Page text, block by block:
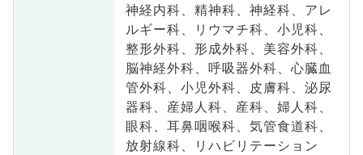
神経内科、精神科、神経科、アレ
ルギー科、リウマチ科、小児科、
整形外科、形成外科、美容外科、
脳神経外科、呼吸器外科、心臓血
管外科、小児外科、皮膚科、泌尿
器科、産婦人科、産科、婦人科、
眼科、耳鼻咽喉科、気管食道科、
放射線科、リハビリテーション